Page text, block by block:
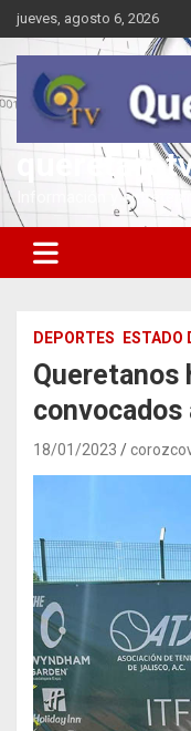
Saltar
al
contenido
jueves, agosto 6, 2026
Información y
DEPORTES ESTADO
Queretanos
convocados
18/01/2023